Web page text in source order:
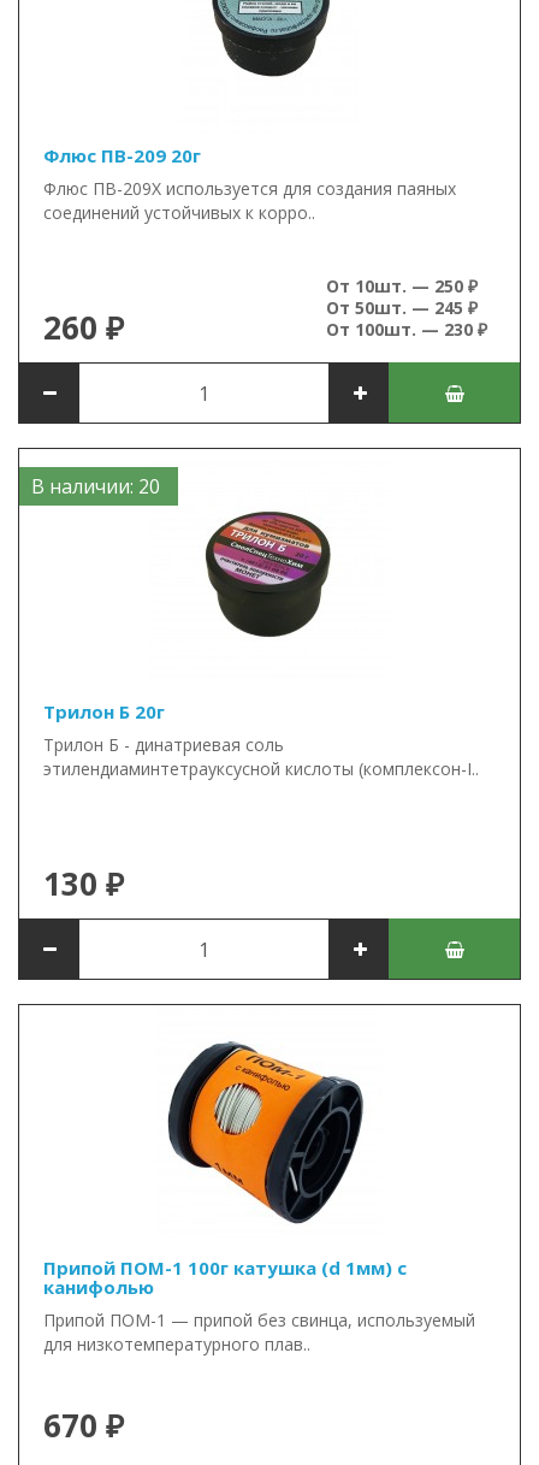
Флюс ПВ-209 20г
Флюс ПВ-209Х используется для создания паяных
соединений устойчивых к корро..
260 ₽
От 10шт. — 250 ₽
От 50шт. — 245 ₽
От 100шт. — 230 ₽
В наличии: 20
Трилон Б 20г
Трилон Б - динатриевая соль
этилендиаминтетрауксусной кислоты (комплексон-I..
130 ₽
Припой ПОМ-1 100г катушка (d 1мм) с
канифолью
Припой ПОМ-1 — припой без свинца, используемый
для низкотемпературного плав..
670 ₽